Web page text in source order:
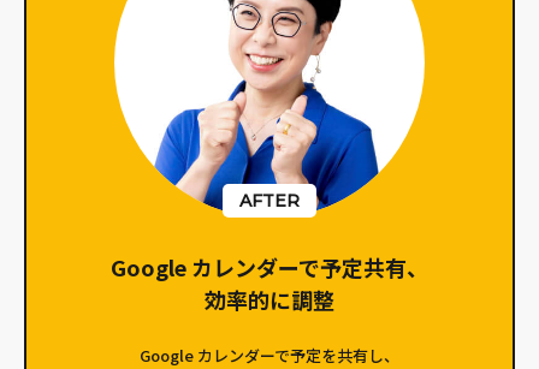
AFTER
Google カレンダーで予定共有、
効率的に調整
Google カレンダーで予定を共有し、